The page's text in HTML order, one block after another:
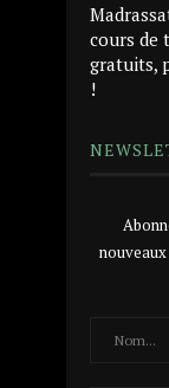
cours de
gratuits,
!